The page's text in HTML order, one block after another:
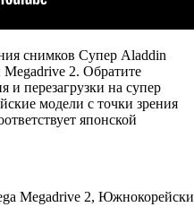
снимков Супер Aladdin
2. Обратите
перезагрузки на супер
модели с точки зрения
японской
Megadrive 2,